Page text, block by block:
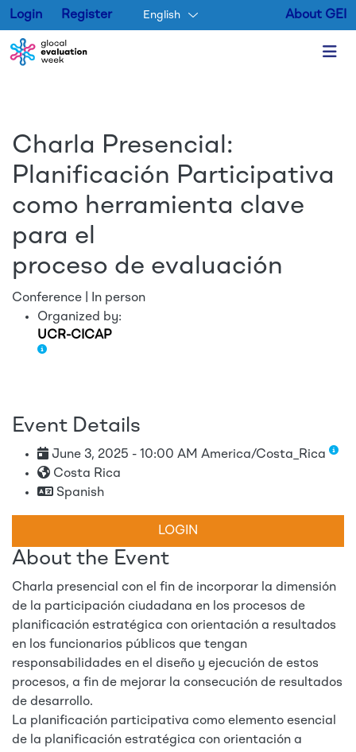
Login Register English About GEI
Charla Presencial:
Planificación Participativa
como herramienta clave
para el
proceso de evaluación
Conference | In person
Organized by:
UCR-CICAP
About the Event
Charla presencial con el fin de incorporar la dimensión
de la participación ciudadana en los procesos de
planificación estratégica con orientación a resultados
en los funcionarios públicos que tengan
responsabilidades en el diseño y ejecución de estos
procesos, a fin de mejorar la consecución de resultados
de desarrollo.
La planificación participativa como elemento esencial
de la planificación estratégica con orientación a
Event Details
June 3, 2025 - 10:00 AM America/Costa_Rica
Costa Rica
Spanish
LOGIN